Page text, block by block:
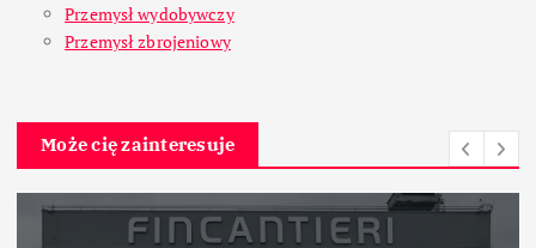
Przemysł wydobywczy
Przemysł zbrojeniowy
Może cię zainteresuje